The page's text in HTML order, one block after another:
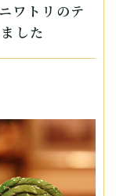
ワトリのテ
した